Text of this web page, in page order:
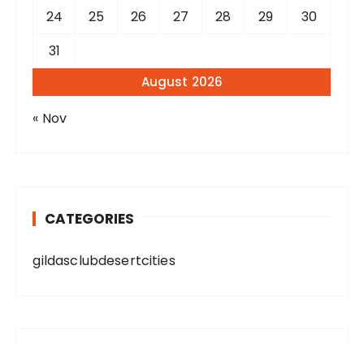
August 2026
24
25 26 27 28 29
30
31
« Nov
CATEGORIES
gildasclubdesertcities